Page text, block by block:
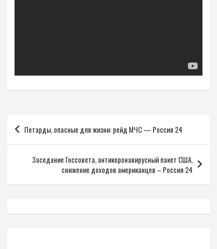
Навигация
по
записям
Петарды, опасные для жизни: рейд МЧС — Россия 24
Заседание Госсовета, антикоронавирусный пакет США,
снижение доходов американцев – Россия 24